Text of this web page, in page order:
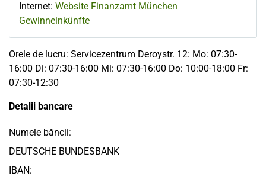
Internet: Website Finanzamt München
Gewinneinkünfte
Orele de lucru: Servicezentrum Deroystr. 12: Mo: 07:30-
16:00 Di: 07:30-16:00 Mi: 07:30-16:00 Do: 10:00-18:00 Fr:
07:30-12:30
Detalii bancare
Numele băncii:
DEUTSCHE BUNDESBANK
IBAN: